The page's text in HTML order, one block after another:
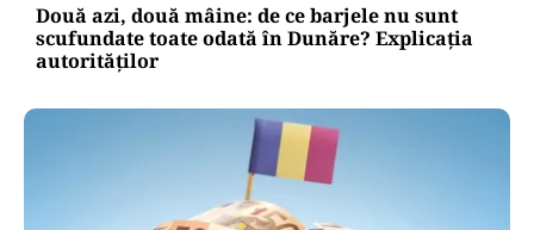
Două azi, două mâine: de ce barjele nu sunt
scufundate toate odată în Dunăre? Explicația
autorităților